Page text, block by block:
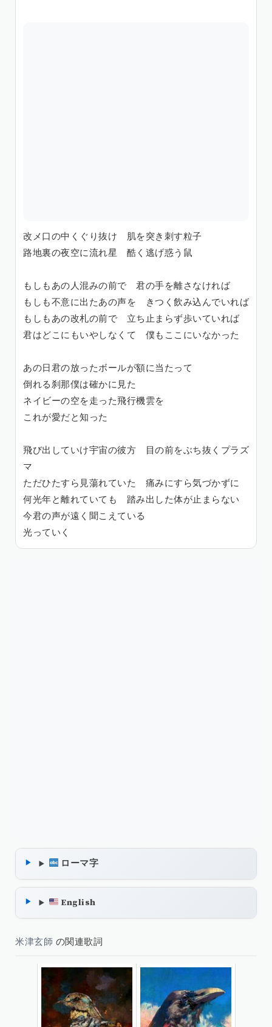
改メ口の中くぐり抜け 肌を突き刺す粒子
路地裏の夜空に流れ星 酷く逃げ惑う鼠
もしもあの人混みの前で 君の手を離さなければ
もしも不意に出たあの声を きつく飲み込んでいれば
もしもあの改札の前で 立ち止まらず歩いていれば
君はどこにもいやしなくて 僕もここにいなかった
あの日君の放ったボールが額に当たって
倒れる刹那僕は確かに見た
ネイビーの空を走った飛行機雲を
これが愛だと知った
飛び出していけ宇宙の彼方 目の前をぶち抜くプラズ
マ
ただひたすら見蕩れていた 痛みにすら気づかずに
何光年と離れていても 踏み出した体が止まらない
今君の声が遠く聞こえている
光っていく
ローマ字
English
米津玄師 の関連歌詞